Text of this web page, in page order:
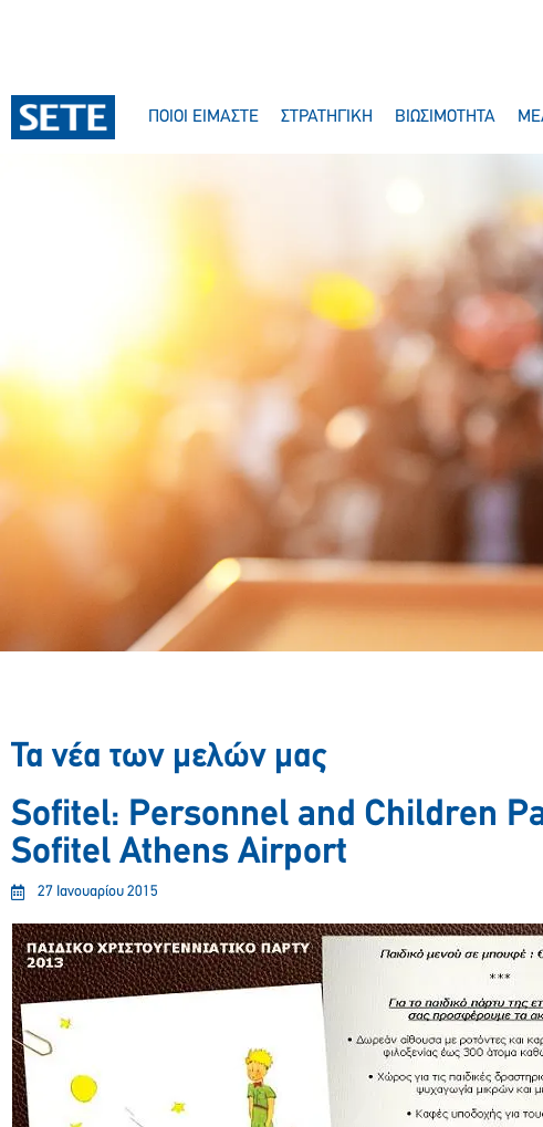
ΠΟΙΟΙ ΕΙΜΑΣΤΕ ΣΤΡΑΤΗΓΙΚΗ ΒΙΩΣΙΜΟΤΗΤΑ
Τα νέα των μελών μας
Sofitel: Personnel and Children
Sofitel Athens Airport
27 Ιανουαρίου 2015